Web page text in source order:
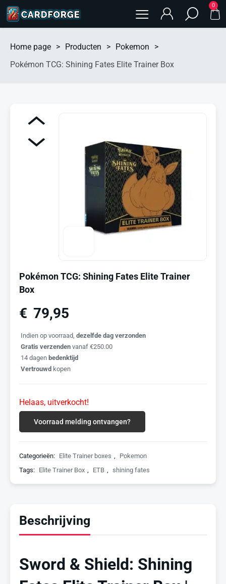
0
Home page > Producten > Pokemon
>
Pokémon TCG: Shining Fates Elite Trainer Box
Pokémon TCG: Shining Fates Elite Trainer
Box
€ 79,95
Indien op voorraad, dezelfde dag verzonden
Gratis verzenden vanaf €250.00
14 dagen bedenktijd
Vertrouwd kopen
Helaas, uitverkocht!
Voorraad melding ontvangen?
Categorieën: Elite Trainer boxes
Pokemon
Tags: Elite Trainer Box ETB shining fates
Beschrijving
Sword & Shield: Shining